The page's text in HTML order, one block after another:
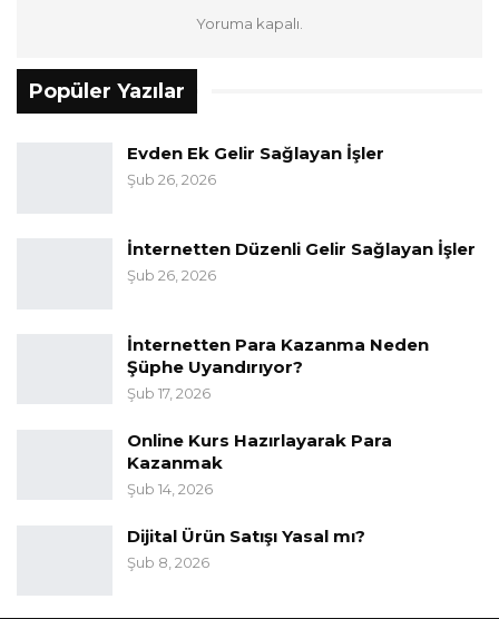
Yoruma kapalı.
Popüler Yazılar
Evden Ek Gelir Sağlayan İşler
Şub 26, 2026
İnternetten Düzenli Gelir Sağlayan İşler
Şub 26, 2026
İnternetten Para Kazanma Neden
Şüphe Uyandırıyor?
Şub 17, 2026
Online Kurs Hazırlayarak Para
Kazanmak
Şub 14, 2026
Dijital Ürün Satışı Yasal mı?
Şub 8, 2026